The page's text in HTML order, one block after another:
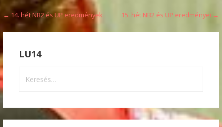
Bejegyzés
navigáció
← 14. hét NB2 és UP eredmények 15. hét NB2 és UP eredményei →
LU14